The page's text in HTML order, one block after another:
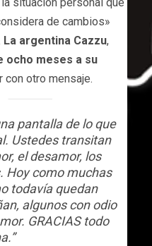
de cambios»
La argentina Cazzu,
ocho meses a su
con otro mensaje.
pantalla de lo que
Ustedes transitan
el desamor, los
Hoy como muchas
todavía quedan
algunos con odio
GRACIAS todo